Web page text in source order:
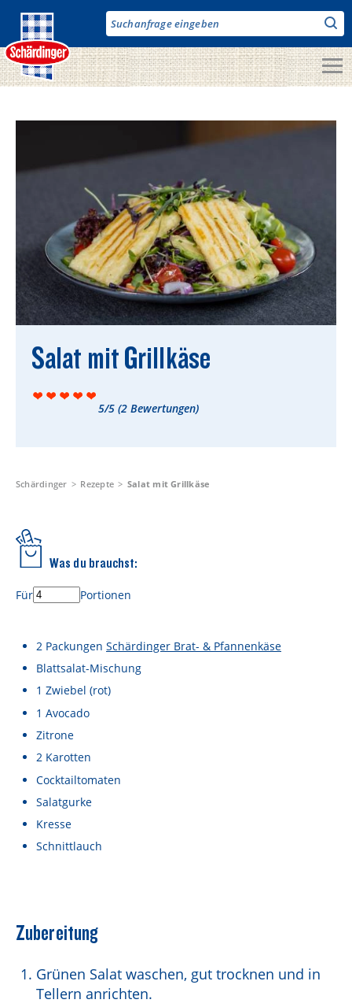
zum
Inhalt
Butter
Fruchtjoghurt & Drinks
Desserts
Bergbauern Produkte
Vegane Produkte
Rezepte
Schärdinger Käseakademie
Auf das Mehrwegglas gekommen
Nachhaltigkeitsbericht
Karriere
Salat mit Grillkäse
5/5 (2 Bewertungen)
Schärdinger Rezepte Salat mit Grillkäse
Was du brauchst:
Für Portionen
2 Packungen Schärdinger Brat- & Pfannenkäse
Blattsalat-Mischung
1 Zwiebel (rot)
1 Avocado
Zitrone
2 Karotten
Cocktailtomaten
Salatgurke
Kresse
Schnittlauch
Zubereitung
Grünen Salat waschen, gut trocknen und in
Tellern anrichten.